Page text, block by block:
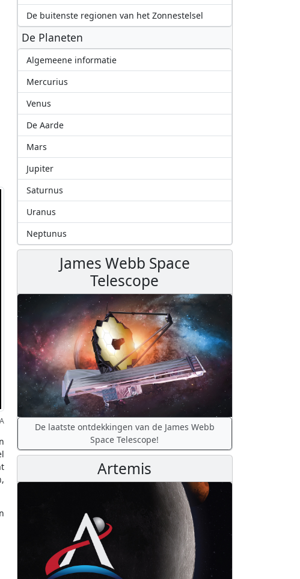
De buitenste regionen van het Zonnestelsel
De Planeten
Algemeene informatie
Mercurius
Venus
De Aarde
Mars
Jupiter
Saturnus
Uranus
Neptunus
James Webb Space
Telescope
De laatste ontdekkingen van de James Webb
Space Telescope!
Artemis